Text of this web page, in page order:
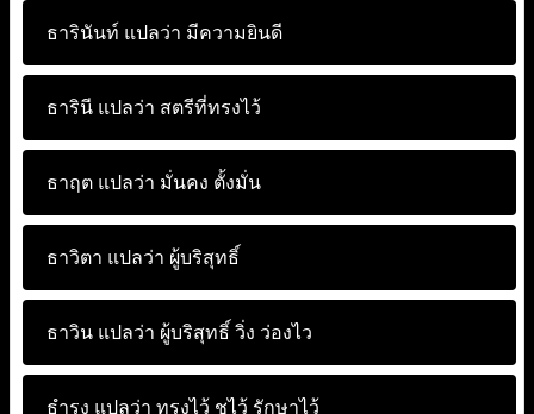
ธารินันท์ แปลว่า มีความยินดี
ธารินี แปลว่า สตรีที่ทรงไว้
ธาฤต แปลว่า มั่นคง ตั้งมั่น
ธาวิตา แปลว่า ผู้บริสุทธิ์
ธาวิน แปลว่า ผู้บริสุทธิ์ วิ่ง ว่องไว
ธำรง แปลว่า ทรงไว้ ชูไว้ รักษาไว้